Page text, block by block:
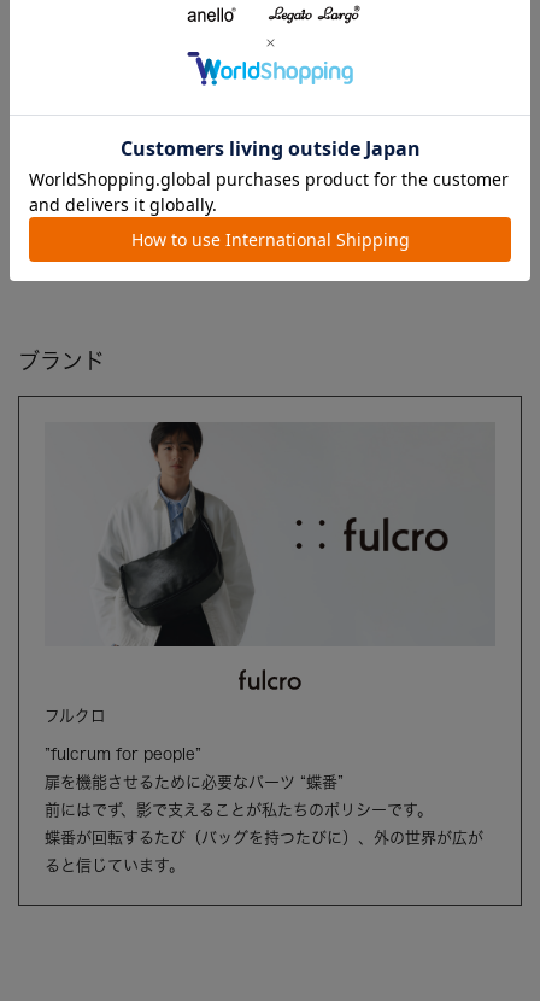
ブランド
フルクロ
”fulcrum for people”
扉を機能させるために必要なパーツ “蝶番”
前にはでず、影で支えることが私たちのポリシーです。
蝶番が回転するたび（バッグを持つたびに）、外の世界が広が
ると信じています。